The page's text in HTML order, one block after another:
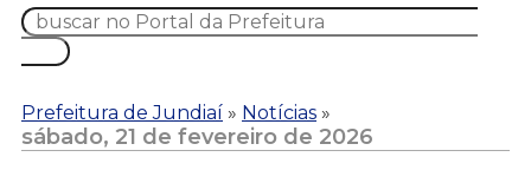
Prefeitura de Jundiaí » Notícias »
sábado, 21 de fevereiro de 2026